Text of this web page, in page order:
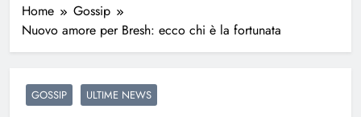
Home
Gossip
Nuovo amore per Bresh: ecco chi è la fortunata
GOSSIP ULTIME NEWS